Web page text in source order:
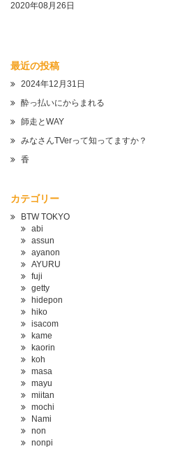
2020年08月26日
最近の投稿
2024年12月31日
酔っ払いにからまれる
師走とWAY
みなさんTVerって知ってますか？
香
カテゴリー
BTW TOKYO
abi
assun
ayanon
AYURU
fuji
getty
hidepon
hiko
isacom
kame
kaorin
koh
masa
mayu
miitan
mochi
Nami
non
nonpi